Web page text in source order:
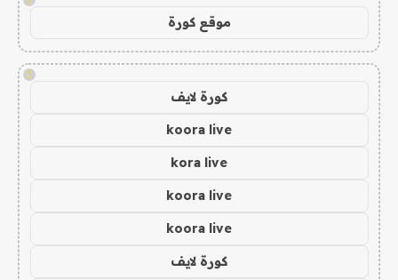
موقع كورة
!
كورة لايف
koora live
kora live
koora live
koora live
كورة لايف